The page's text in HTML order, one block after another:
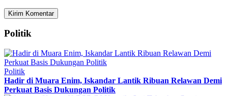
Politik
Politik
Hadir di Muara Enim, Iskandar Lantik Ribuan Relawan Demi
Perkuat Basis Dukungan Politik